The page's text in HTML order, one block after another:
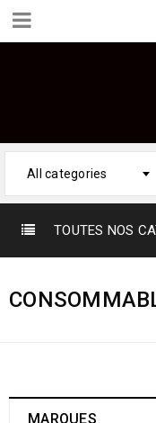
All categories
TOUTES NOS
MARQUES